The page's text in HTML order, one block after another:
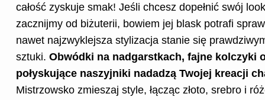
całość zyskuje smak! Jeśli chcesz dopełnić swój
zacznijmy od biżuterii, bowiem jej blask potrafi
nawet najzwyklejsza stylizacja stanie się
sztuki. Obwódki na nadgarstkach, fajne kolczyki
połyskujące naszyjniki nadadzą Twojej kreacji
Mistrzowsko zmieszaj style, łącząc złoto, srebro i